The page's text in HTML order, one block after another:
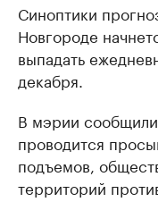
Синоптики
Новгороде
выпадать
декабря.
В мэрии
проводится
подъемов,
территорий